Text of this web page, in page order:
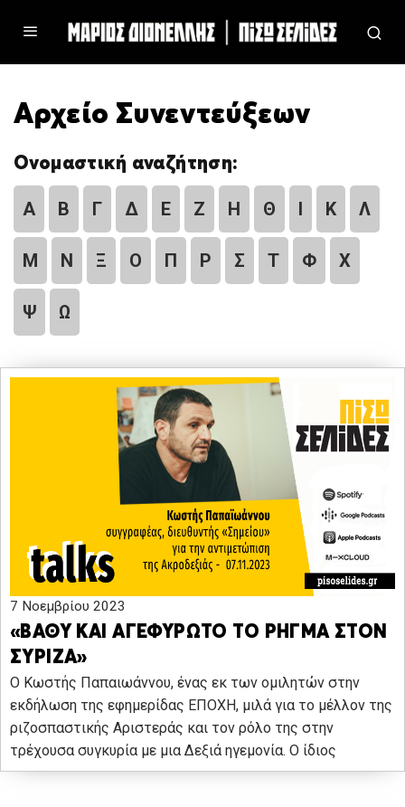
Αρχείο Συνεντεύξεων
Ονομαστική αναζήτηση:
Α Β Γ Δ Ε Ζ Η Θ Ι Κ Λ
Μ Ν Ξ Ο Π Ρ Σ Τ Φ Χ
Ψ Ω
7 Νοεμβρίου 2023
«ΒΑΘΥ ΚΑΙ ΑΓΕΦΥΡΩΤΟ ΤΟ ΡΗΓΜΑ ΣΤΟΝ
ΣΥΡΙΖΑ»
Ο Κωστής Παπαιωάννου, ένας εκ των ομιλητών στην
εκδήλωση της εφημερίδας ΕΠΟΧΗ, μιλά για το μέλλον της
ριζοσπαστικής Αριστεράς και τον ρόλο της στην
τρέχουσα συγκυρία με μια Δεξιά ηγεμονία. Ο ίδιος